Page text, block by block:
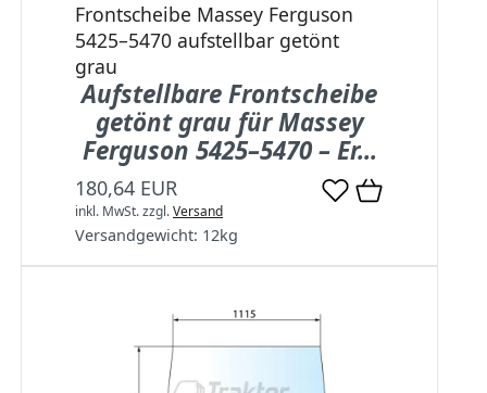
Frontscheibe Massey Ferguson
5425–5470 aufstellbar getönt
grau
Aufstellbare Frontscheibe
getönt grau für Massey
Ferguson 5425–5470 – Er...
180,64 EUR
inkl. MwSt.zzgl.Versand
Versandgewicht: 12kg